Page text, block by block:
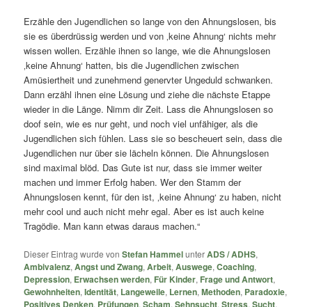
Erzähle den Jugendlichen so lange von den Ahnungslosen, bis
sie es überdrüssig werden und von ‚keine Ahnung‘ nichts mehr
wissen wollen. Erzähle ihnen so lange, wie die Ahnungslosen
‚keine Ahnung‘ hatten, bis die Jugendlichen zwischen
Amüsiertheit und zunehmend genervter Ungeduld schwanken.
Dann erzähl ihnen eine Lösung und ziehe die nächste Etappe
wieder in die Länge. Nimm dir Zeit. Lass die Ahnungslosen so
doof sein, wie es nur geht, und noch viel unfähiger, als die
Jugendlichen sich fühlen. Lass sie so bescheuert sein, dass die
Jugendlichen nur über sie lächeln können. Die Ahnungslosen
sind maximal blöd. Das Gute ist nur, dass sie immer weiter
machen und immer Erfolg haben. Wer den Stamm der
Ahnungslosen kennt, für den ist, ‚keine Ahnung‘ zu haben, nicht
mehr cool und auch nicht mehr egal. Aber es ist auch keine
Tragödie. Man kann etwas daraus machen.“
Dieser Eintrag wurde vonStefan HammelunterADS / ADHS,
Ambivalenz,Angst und Zwang,Arbeit,Auswege,Coaching,
Depression, Erwachsen werden, Für Kinder, Frage und Antwort,
Gewohnheiten,Identität, Langeweile, Lernen,Methoden, Paradoxie,
Positives Denken, Prüfungen,Scham,Sehnsucht,Stress,Sucht,